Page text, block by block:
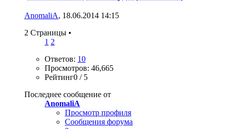
AnomaliA, 18.06.2014 14:15
2 Страницы •
1 2
Ответов: 10
Просмотров: 46,665
Рейтинг0 / 5
Последнее сообщение от
AnomaliA
Просмотр профиля
Сообщения форума